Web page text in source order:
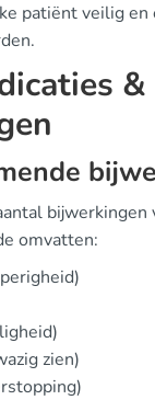
patiënt veilig
&
bijwerkingen
omvatten:
zien)